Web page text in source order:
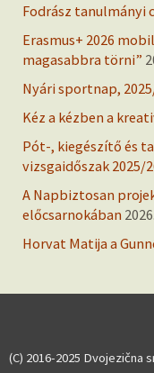
Fodrász tanulmányi
Erasmus+ 2026
magasabbra törni”
Nyári sportnap,
Kéz a kézben a
Pót-, kiegészítő és
vizsgaidőszak 2025/
A Napbiztosan
előcsarnokában
Horvat Matija a
(C) 2016-2025 Dvojezična